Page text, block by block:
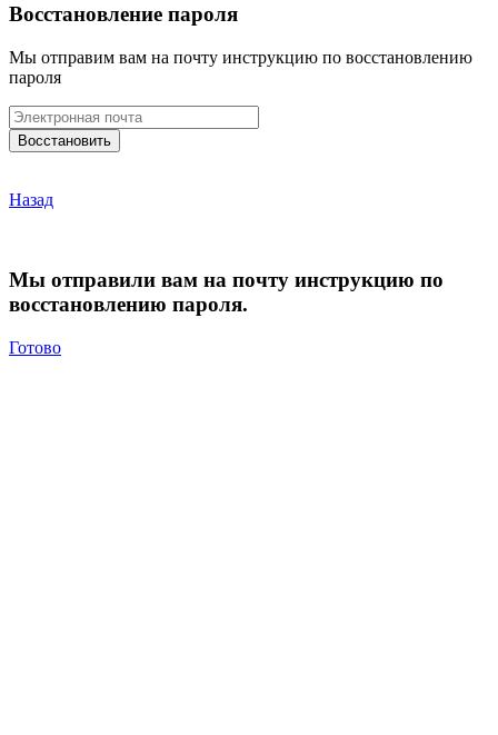
Восстановление пароля
Мы отправим вам на почту инструкцию по восстановлению
пароля
Назад
Мы отправили вам на почту инструкцию по
восстановлению пароля.
Готово